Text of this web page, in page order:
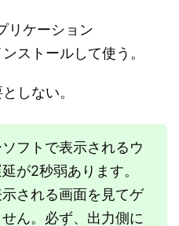
リケーション
ストールして使う。
しない。
フトで表示されるウ
が2秒弱あります。
される画面を見てゲ
ん。必ず、出力側に